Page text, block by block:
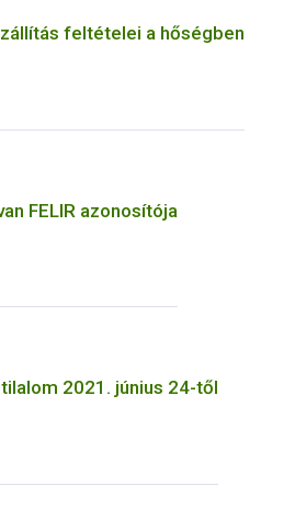
feltételei a hőségben
FELIR azonosítója
2021. június 24-től